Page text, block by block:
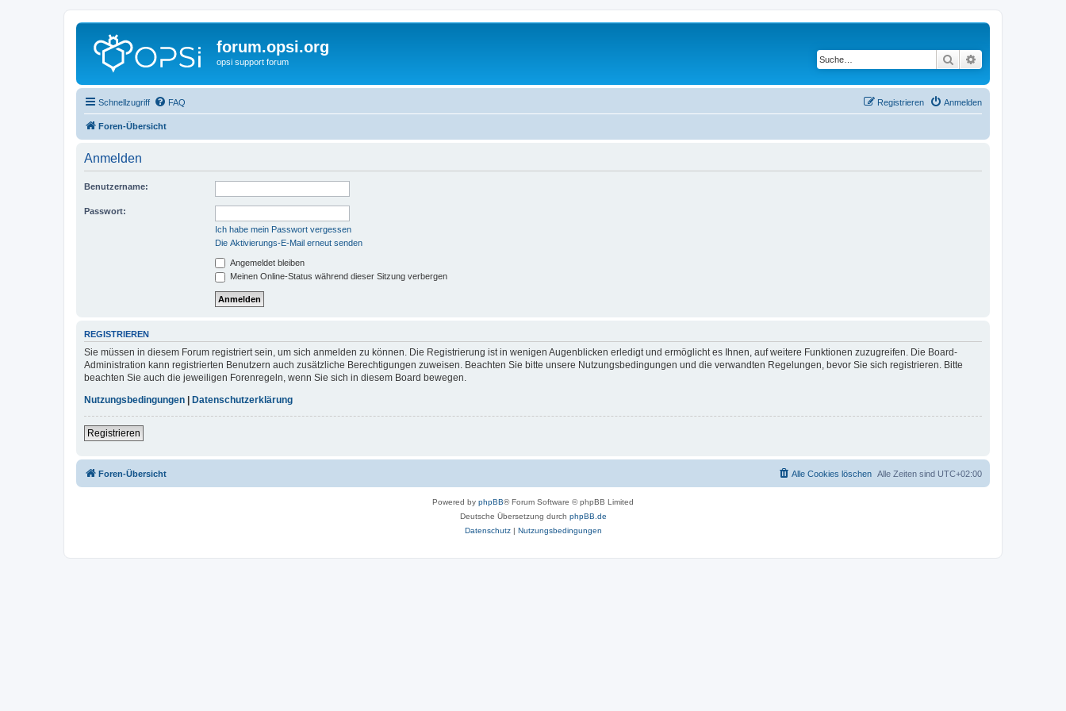
forum.opsi.org
opsi support forum Suche
Schnellzugriff FAQ Anmelden
Registrieren
Foren-Übersicht
Anmelden
Benutzername:
Passwort:
Ich habe mein Passwort vergessen
Die Aktivierungs-E-Mail erneut senden
Angemeldet bleiben
Meinen Online-Status während dieser Sitzung verbergen
REGISTRIEREN
Sie müssen in diesem Forum registriert sein, um sich anmelden zu können. Die Registrierung ist in wenigen Augenblicken erledigt und ermöglicht es Ihnen, auf weitere Funktionen zuzugreifen. Die Board-
Administration kann registrierten Benutzern auch zusätzliche Berechtigungen zuweisen. Beachten Sie bitte unsere Nutzungsbedingungen und die verwandten Regelungen, bevor Sie sich registrieren. Bitte
beachten Sie auch die jeweiligen Forenregeln, wenn Sie sich in diesem Board bewegen.
Nutzungsbedingungen
Datenschutzerklärung
Registrieren
Foren-Übersicht Alle Zeiten sind UTC+02:00
Alle Cookies löschen
Powered by phpBB® Forum Software © phpBB Limited
Deutsche Übersetzung durch phpBB.de
Datenschutz| Nutzungsbedingungen